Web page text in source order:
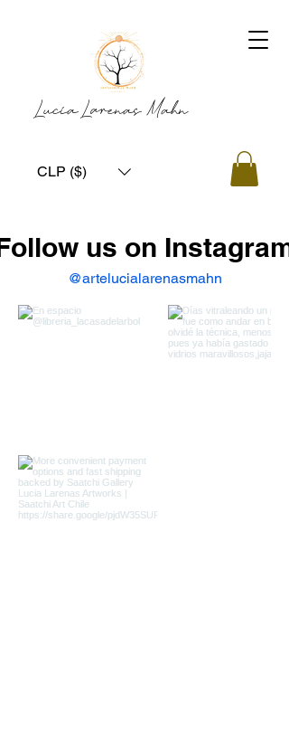
Lucía Larenas Mahn
CLP ($)
us on Instagram
@artelucialarenasmahn